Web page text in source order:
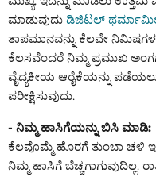
ಮಾಡುವುದು ಡಿಜಿಟಲ್
ತಾಪಮಾನವನ್ನು ಕೆಲವೇ
ಕೆಲಸವೆಂದರೆ ನಿಮ್ಮ ಪ್ರಮುಖ
ವೈದ್ಯಕೀಯ ಆರೈಕೆಯನ್ನು
ಪರೀಕ್ಷಿಸುವುದು.
- ನಿಮ್ಮ ಹಾಸಿಗೆಯನ್ನು ಬಿಸಿ ಮಾಡಿ:
ಕೆಲವೊಮ್ಮೆ ಹೊರಗೆ ತುಂಬಾ ಚಳಿ
ನಿಮ್ಮ ಹಾಸಿಗೆ ಬೆಚ್ಚಗಾಗುವುದಿಲ್ಲ.